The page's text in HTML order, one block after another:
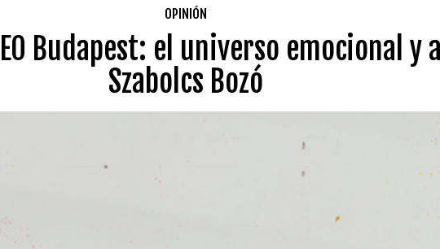
OPINIÓN
Budapest: el universo emocional y
Szabolcs Bozó